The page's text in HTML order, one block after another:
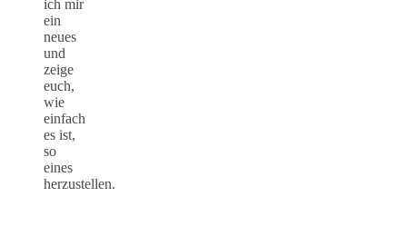
ich mir
ein
neues
und
zeige
euch,
wie
einfach
es ist,
so
eines
herzustellen.